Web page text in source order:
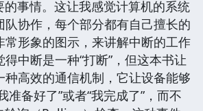
的事情。这让我感觉计算机的系统
队协作，每个部分都有自己擅长的
常形象的图示，来讲解中断的工作
中断是一种“打断”，但这本书让
种高效的通信机制，它让设备能够
准备好了”或者“我完成了”，而不